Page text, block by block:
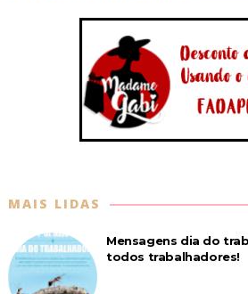
MAIS LIDAS
Mensagens dia do
todos trabalhadores!